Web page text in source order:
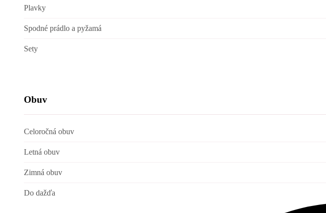
Plavky
Spodné prádlo a pyžamá
Sety
Obuv
Celoročná obuv
Letná obuv
Zimná obuv
Do dažďa